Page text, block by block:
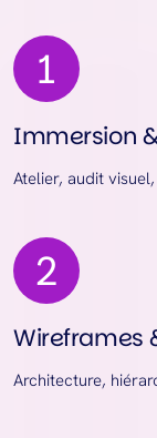
Immersion
Atelier, audit
Wireframes
Architecture,